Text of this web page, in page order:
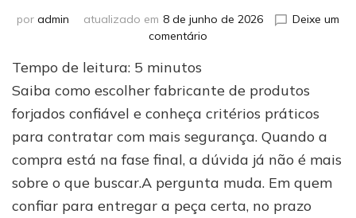
por admin atualizado em 8 de junho de 2026
Deixe um
comentário
fabricante
produtos
forjados
confiável
Tempo de leitura: 5 minutos
Saiba como escolher fabricante de produtos
forjados confiável e conheça critérios práticos
para contratar com mais segurança. Quando a
compra está na fase final, a dúvida já não é mais
sobre o que buscar.A pergunta muda. Em quem
confiar para entregar a peça certa, no prazo